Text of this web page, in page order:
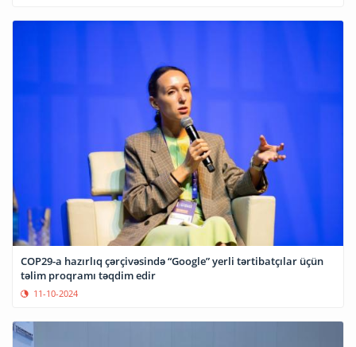
COP29-a hazırlıq çərçivəsində “Google” yerli tərtibatçılar üçün
təlim proqramı təqdim edir
11-10-2024